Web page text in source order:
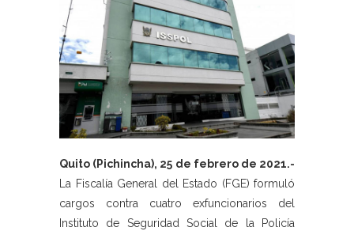
Quito (Pichincha), 25 de febrero de 2021.-
La Fiscalía General del Estado (FGE) formuló
cargos contra cuatro exfuncionarios del
Instituto de Seguridad Social de la Policía